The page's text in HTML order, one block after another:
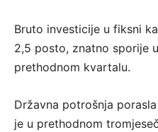
Bruto investicije u fiksni
2,5 posto, znatno sporije
prethodnom kvartalu.
Državna potrošnja
je u prethodnom